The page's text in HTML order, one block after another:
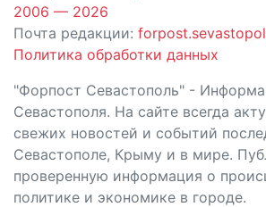
2006 — 2026
Почта редакции:
Политика обработки данных
"Форпост Севастополь" -
Севастополя. На сайте всегда
свежих новостей и событий
Севастополе, Крыму и в мире.
проверенную информация о
политике и экономике в городе.